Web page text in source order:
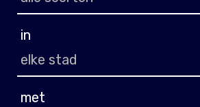
in
met